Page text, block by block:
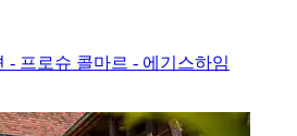
- 프로슈 콜마르 - 에기스하임